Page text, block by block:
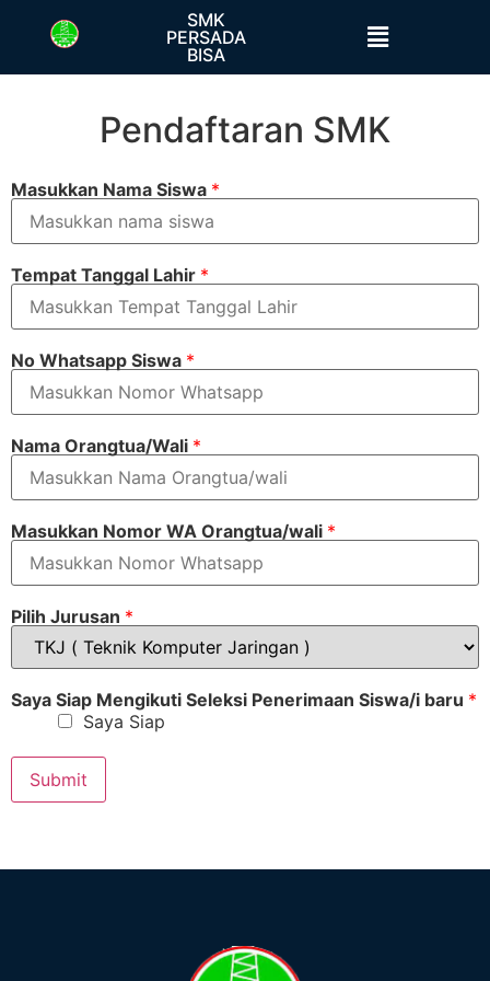
SMK
PERSADA
BISA
Pendaftaran SMK
Masukkan Nama Siswa *
Tempat Tanggal Lahir *
No Whatsapp Siswa *
Nama Orangtua/Wali *
Masukkan Nomor WA Orangtua/wali *
Pilih Jurusan *
Saya Siap Mengikuti Seleksi Penerimaan Siswa/i baru *
Saya Siap
Submit